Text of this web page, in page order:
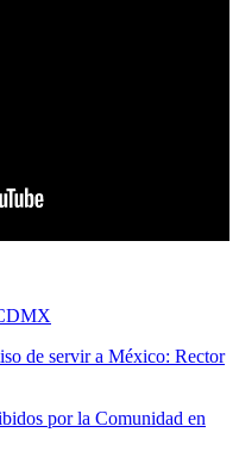
de servir a México: Rector
por la Comunidad en